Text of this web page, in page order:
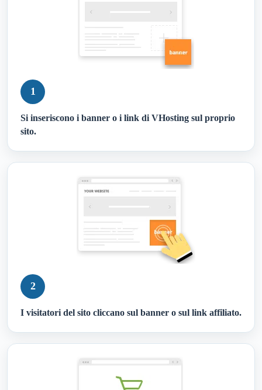
1
Si inseriscono i banner o i link di VHosting sul proprio
sito.
2
I visitatori del sito cliccano sul banner o sul link affiliato.